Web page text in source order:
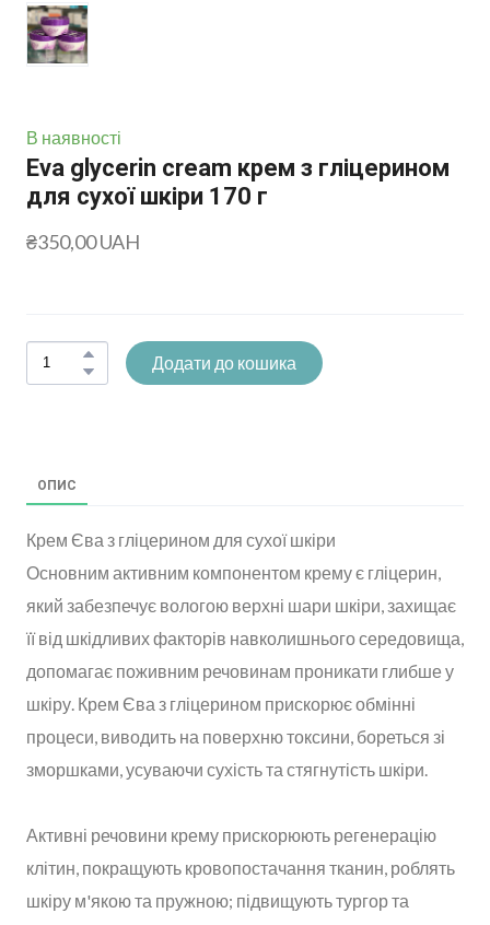
В наявності
Eva glycerin cream крем з гліцерином
для сухої шкіри 170 г
₴350,00 UAH
Додати до кошика
ОПИС
Крем Єва з гліцерином для сухої шкіри
Основним активним компонентом крему є гліцерин,
який забезпечує вологою верхні шари шкіри, захищає
її від шкідливих факторів навколишнього середовища,
допомагає поживним речовинам проникати глибше у
шкіру. Крем Єва з гліцерином прискорює обмінні
процеси, виводить на поверхню токсини, бореться зі
зморшками, усуваючи сухість та стягнутість шкіри.
Активні речовини крему прискорюють регенерацію
клітин, покращують кровопостачання тканин, роблять
шкіру м'якою та пружною; підвищують тургор та